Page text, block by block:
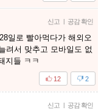
신고 | 공감 확인
일로 빨아먹다가 해외오
려서 맞추고 모바일도 없
지들 ㅋㅋ
2
12
신고 | 공감 확인